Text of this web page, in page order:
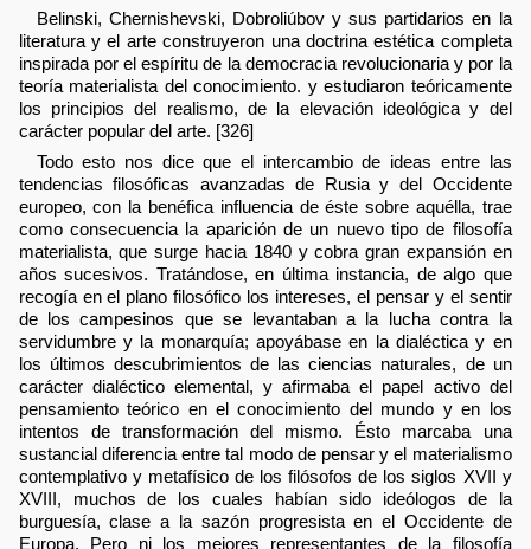
Belinski, Chernishevski, Dobroliúbov y sus partidarios en la
literatura y el arte construyeron una doctrina estética completa
inspirada por el espíritu de la democracia revolucionaria y por la
teoría materialista del conocimiento. y estudiaron teóricamente
los principios del realismo, de la elevación ideológica y del
carácter popular del arte. [326]
Todo esto nos dice que el intercambio de ideas entre las
tendencias filosóficas avanzadas de Rusia y del Occidente
europeo, con la benéfica influencia de éste sobre aquélla, trae
como consecuencia la aparición de un nuevo tipo de filosofía
materialista, que surge hacia 1840 y cobra gran expansión en
años sucesivos. Tratándose, en última instancia, de algo que
recogía en el plano filosófico los intereses, el pensar y el sentir
de los campesinos que se levantaban a la lucha contra la
servidumbre y la monarquía; apoyábase en la dialéctica y en
los últimos descubrimientos de las ciencias naturales, de un
carácter dialéctico elemental, y afirmaba el papel activo del
pensamiento teórico en el conocimiento del mundo y en los
intentos de transformación del mismo. Ésto marcaba una
sustancial diferencia entre tal modo de pensar y el materialismo
contemplativo y metafísico de los filósofos de los siglos XVII y
XVIII, muchos de los cuales habían sido ideólogos de la
burguesía, clase a la sazón progresista en el Occidente de
Europa. Pero ni los mejores representantes de la filosofía